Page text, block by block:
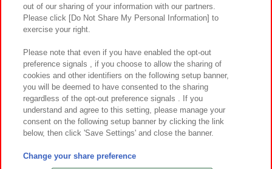
プライバシーポリシー ウェブアクセシビリティ方針と検証結果
お取引先さまとともに
カスタマーハラスメント対応方針 よくあるご質問・お問い合わせ
©Bandai Namco Amusement Inc.
©Bandai Namco Amusement Lab Inc.
out of our sharing of your information with our partners.
Please click [Do Not Share My Personal Information] to
exercise your right.
Please note that even if you have enabled the opt-out
preference signals , if you choose to allow the sharing of
cookies and other identifiers on the following setup banner,
you will be deemed to have consented to the sharing
regardless of the opt-out preference signals . If you
understand and agree to this setting, please manage your
consent on the following setup banner by clicking the link
below, then click 'Save Settings' and close the banner.
Change your share preference